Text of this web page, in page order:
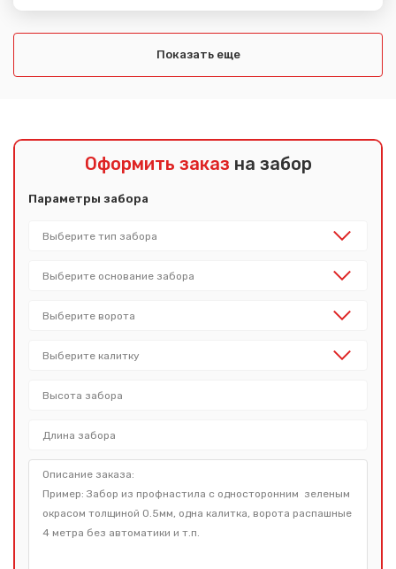
Показать еще
Оформить заказ на забор
Параметры забора